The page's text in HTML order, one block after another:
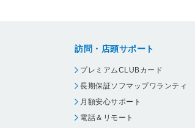
訪問・店頭サポート
プレミアムCLUBカード
長期保証ソフマップワランティ
月額安心サポート
電話＆リモート